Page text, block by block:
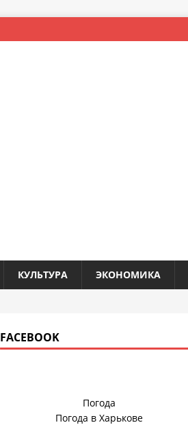
КУЛЬТУРА ЭКОНОМИКА
FACEBOOK
Погода
Погода в Харькове